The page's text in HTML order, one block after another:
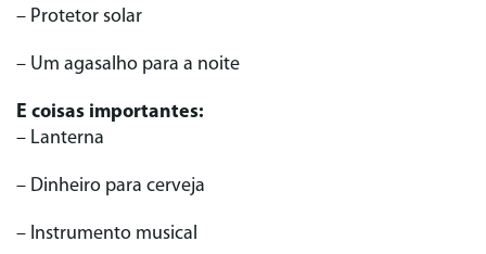
– Protetor solar
– Um agasalho para a noite
E coisas importantes:
– Lanterna
– Dinheiro para cerveja
– Instrumento musical